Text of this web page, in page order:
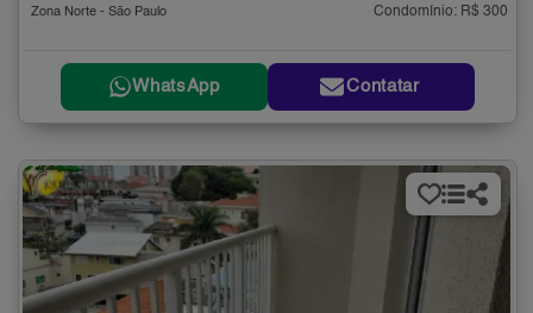
Zona Norte - São Paulo Condomínio: R$ 300
WhatsApp Contatar